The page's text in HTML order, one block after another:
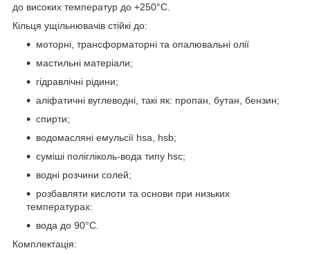
до високих температур до +250°С.
Кільця ущільнювачів стійкі до:
моторні, трансформаторні та опалювальні олії
мастильні матеріали;
гідравлічні рідини;
аліфатичні вуглеводні, такі як: пропан, бутан, бензин;
спирти;
водомасляні емульсії hsa, hsb;
суміші полігліколь-вода типу hsc;
водні розчини солей;
розбавляти кислоти та основи при низьких
температурах:
вода до 90°С.
Комплектація: